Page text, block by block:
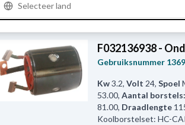
F032136938 -
Gebruiksnummer
Kw3.2, Volt 24, Spoel
53.00, Aantal borstels:
81.00, Draadlengte
Koolborstelset: HC-
Selecteer land